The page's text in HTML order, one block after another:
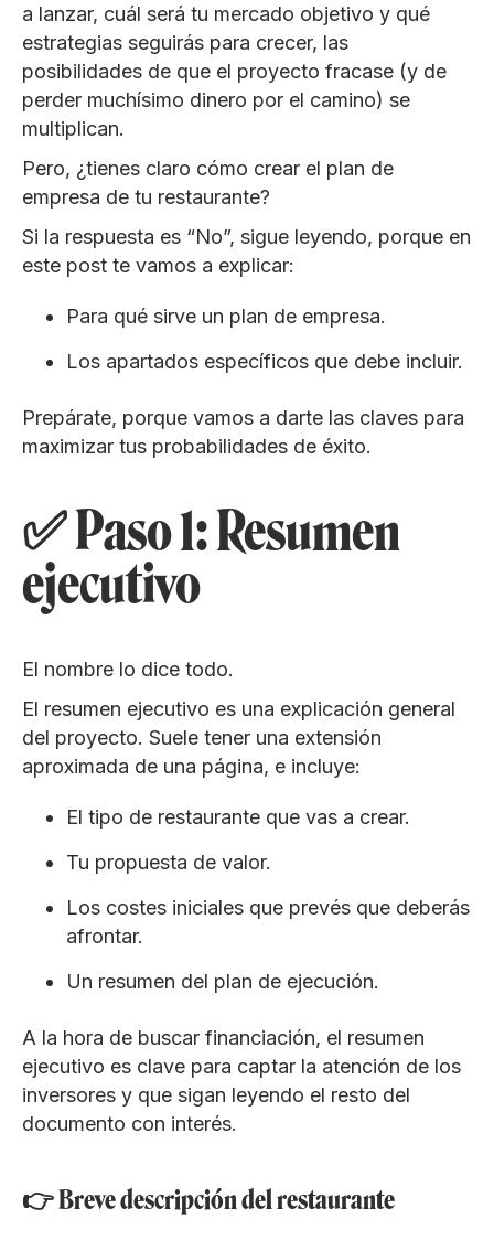
a lanzar, cuál será tu mercado objetivo y qué
estrategias seguirás para crecer, las
posibilidades de que el proyecto fracase (y de
perder muchísimo dinero por el camino) se
multiplican.
Pero, ¿tienes claro cómo crear el plan de
empresa de tu restaurante?
Si la respuesta es “No”, sigue leyendo, porque en
este post te vamos a explicar:
Para qué sirve un plan de empresa.
Los apartados específicos que debe incluir.
Prepárate, porque vamos a darte las claves para
maximizar tus probabilidades de éxito.
✅ Paso 1: Resumen
ejecutivo
El nombre lo dice todo.
El resumen ejecutivo es una explicación general
del proyecto. Suele tener una extensión
aproximada de una página, e incluye:
El tipo de restaurante que vas a crear.
Tu propuesta de valor.
Los costes iniciales que prevés que deberás
afrontar.
Un resumen del plan de ejecución.
A la hora de buscar financiación, el resumen
ejecutivo es clave para captar la atención de los
inversores y que sigan leyendo el resto del
documento con interés.
👉 Breve descripción del restaurante